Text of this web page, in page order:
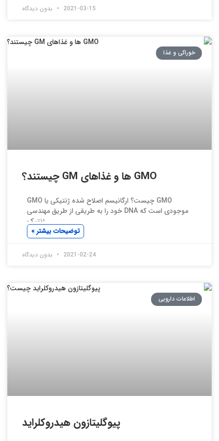
2021-03-15 بدون دیدگاه
خوراکی و غذا
GMO ها و غذاهای GM چیستند؟
GMO چیست؟ ارگانیسم اصلاح شده ژنتیکی یا GMO
موجودی است که DNA خود را به طریقی از طریق مهندسی
ژنتیک
توضیحات بیشتر »
2021-02-24 بدون دیدگاه
اطلاعات دارویی
پیوگلیتازون هیدروکلراید